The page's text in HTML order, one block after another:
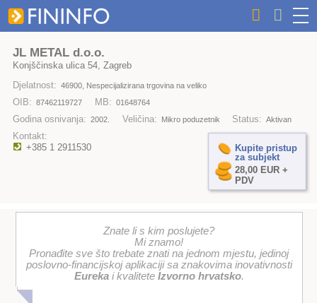
JL METAL d.o.o.
Konjščinska ulica 54, Zagreb
Djelatnost: 46900, Nespecijalizirana trgovina na veliko
OIB: 87462119727 MB: 01648764
Godina osnivanja: 2002. Veličina: Mikro poduzetnik Status: Aktivan
Kontakt:
+385 1 2911530
Kupite pristup
za subjekt
28,00 EUR +
PDV
Znate li s kim poslujete?
Mi znamo!
Pronađite sve što trebate znati na jednom mjestu, jedinoj
poslovno-financijskoj aplikaciji sa znakovima inovativnosti
Eurekai kvalitete Izvorno hrvatsko.